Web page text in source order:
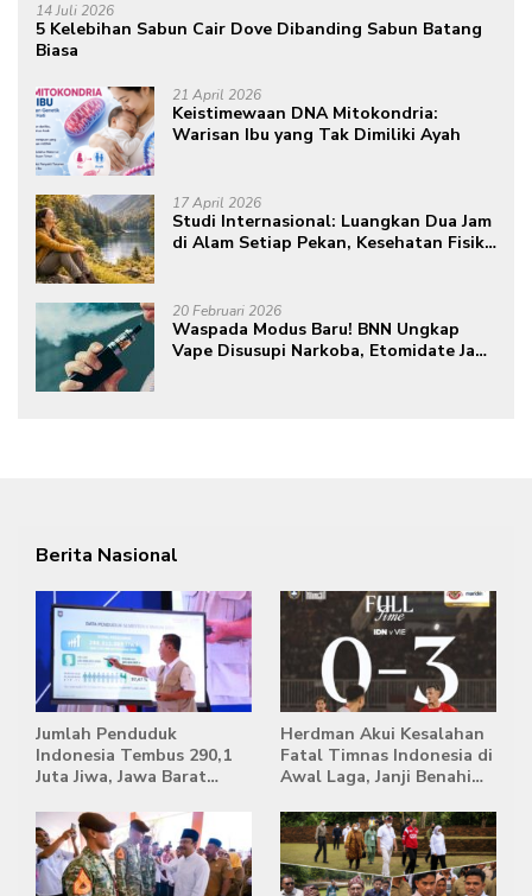
14 Juli 2026
5 Kelebihan Sabun Cair Dove Dibanding Sabun Batang
Biasa
21 April 2026
Keistimewaan DNA Mitokondria:
Warisan Ibu yang Tak Dimiliki Ayah
17 April 2026
Studi Internasional: Luangkan Dua Jam
di Alam Setiap Pekan, Kesehatan Fisik
20 Februari 2026
Waspada Modus Baru! BNN Ungkap
Vape Disusupi Narkoba, Etomidate Jadi
Berita Nasional
Jumlah Penduduk
Indonesia Tembus 290,1
Juta Jiwa, Jawa Barat
Terpadat
Herdman Akui Kesalahan
Fatal Timnas Indonesia di
Awal Laga, Janji Benahi
Singapura